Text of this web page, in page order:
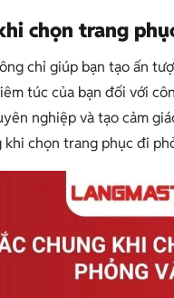
chọn trang
chỉ giúp bạn tạo ấn
túc của bạn đối với
nghiệp và tạo cảm
chọn trang phục đi